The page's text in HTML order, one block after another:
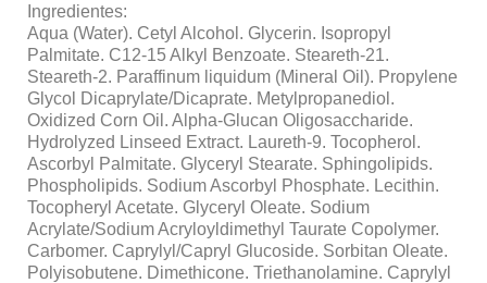
Ingredientes:
Aqua (Water). Cetyl Alcohol. Glycerin. Isopropyl
Palmitate. C12-15 Alkyl Benzoate. Steareth-21.
Steareth-2. Paraffinum liquidum (Mineral Oil). Propylene
Glycol Dicaprylate/Dicaprate. Metylpropanediol.
Oxidized Corn Oil. Alpha-Glucan Oligosaccharide.
Hydrolyzed Linseed Extract. Laureth-9. Tocopherol.
Ascorbyl Palmitate. Glyceryl Stearate. Sphingolipids.
Phospholipids. Sodium Ascorbyl Phosphate. Lecithin.
Tocopheryl Acetate. Glyceryl Oleate. Sodium
Acrylate/Sodium Acryloyldimethyl Taurate Copolymer.
Carbomer. Caprylyl/Capryl Glucoside. Sorbitan Oleate.
Polyisobutene. Dimethicone. Triethanolamine. Caprylyl